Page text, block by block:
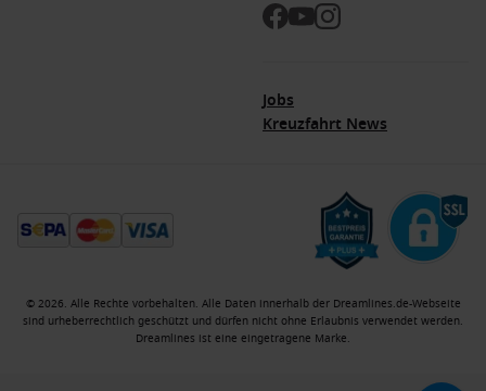
verschiedenen Jahreszeiten
: Temperaturen zwischen 5 °C
Sommer(Juni,Juli
: Höhere Temperaturen von 20
°C bis 35 °C; ideal für Outdoor-Aktivitäten und das
Tage.
September,Oktober,November):
Jobs
Kreuzfahrt News
© 2026. Alle Rechte vorbehalten. Alle Daten innerhalb der Dreamlines.de-Webseite
sind urheberrechtlich geschützt und dürfen nicht ohne Erlaubnis verwendet werden.
Dreamlines ist eine eingetragene Marke.